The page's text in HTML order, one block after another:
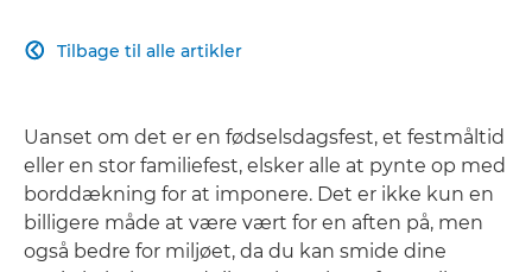
Tilbage til alle artikler

Uanset om det er en fødselsdagsfest, et festmåltid
eller en stor familiefest, elsker alle at pynte op med
borddækning for at imponere. Det er ikke kun en
billigere måde at være vært for en aften på, men
også bedre for miljøet, da du kan smide dine